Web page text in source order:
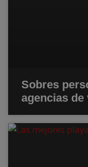
Sobres
agencias de